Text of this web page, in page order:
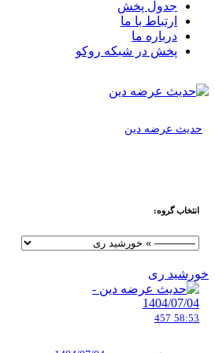
جدول پخش
ارتباط با ما
درباره ما
پخش در شبکه روکو
حدیث عرضه دین
انتخاب گروه:
خورشید ری
58:53
457